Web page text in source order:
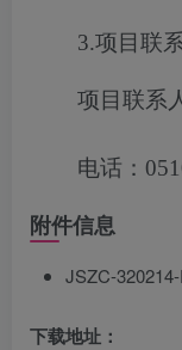
3.项目联
项目联系
电话：
附件信息
JSZC-
下载地址：